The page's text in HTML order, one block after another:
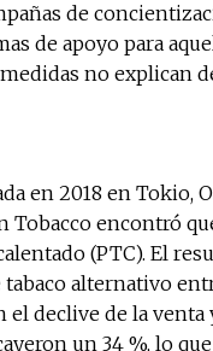
de
de apoyo para
no explican
en 2018 en Tokio,
encontró
(PTC). El
alternativo
declive de la venta
un 34 %, lo